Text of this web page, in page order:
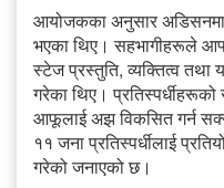
आयोजकका अनुसार अडिसनमा
भएका थिए। सहभागीहरूले
स्टेज प्रस्तुति, व्यक्तित्व तथा
गरेका थिए। प्रतिस्पर्धीहरूको
आफूलाई अझ विकसित गर्न
११ जना प्रतिस्पर्धीलाई
गरेको जनाएको छ।